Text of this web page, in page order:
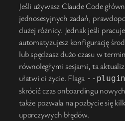
Jeśli używasz Claude Code
jednosesyjnych zadań,
dużej różnicy. Jednak jeśli
automatyzujesz konfigurację
lub spędzasz dużo czasu w
równoległymi sesjami, ta
ułatwi ci życie. Flaga --
skrócić czas onboardingu
także pozwala na pozbycie się
uporczywych błędów.